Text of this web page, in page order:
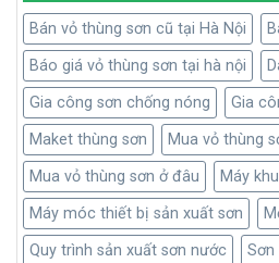
Bán vỏ thùng sơn cũ tại Hà Nội
Báo giá vỏ thùng sơn tại hà nội
Gia công sơn chống nóng
Gia
Maket thùng sơn
Mua vỏ thùng
Mua vỏ thùng sơn ở đâu
Máy
Máy móc thiết bị sản xuất sơn
Quy trình sản xuất sơn nước
Sơn